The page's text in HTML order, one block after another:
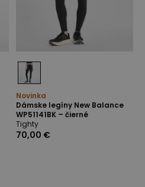
Novinka
Dámske legíny New Balance
WP51141BK – čierné
Tighty
70,00 €